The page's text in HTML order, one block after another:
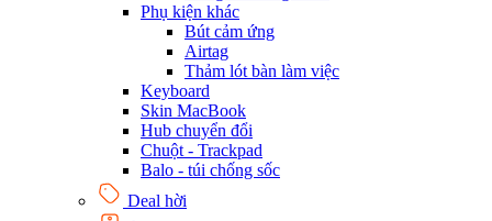
Phụ kiện khác
Bút cảm ứng
Airtag
Thảm lót bàn làm việc
Keyboard
Skin MacBook
Hub chuyển đổi
Chuột - Trackpad
Balo - túi chống sốc
Deal hời